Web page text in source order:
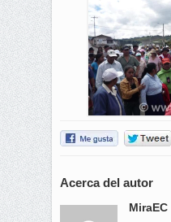
Acerca del autor
MiraEC